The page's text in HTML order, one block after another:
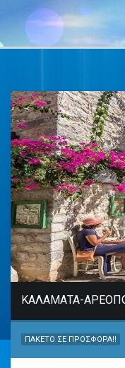
ΚΑΛΑΜΑΤΑ-
ΠΑΚΈΤΟ ΣΕ ΠΡΟΣΦΟΡΆ!!